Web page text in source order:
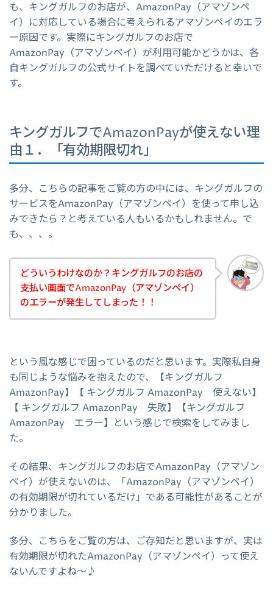
も、キングガルフのお店が、AmazonPay（アマゾンペ
イ）に対応している場合に考えられるアマゾンペイのエラ
ー原因です。実際にキングガルフのお店で
AmazonPay（アマゾンペイ）が利用可能かどうかは、各
自キングガルフの公式サイトを調べていただけると幸いで
す。
キングガルフでAmazonPayが使えない理
由１．「有効期限切れ」
多分、こちらの記事をご覧の方の中には、キングガルフの
サービスをAmazonPay（アマゾンペイ）を使って申し込
みできたら？と考えている人もいるかもしれません。で
も、、、。
どういうわけなのか？キングガルフのお店の
支払い画面でAmazonPay（アマゾンペイ）
のエラーが発生してしまった！！
という風な感じで困っているのだと思います。実際私自身
も同じような悩みを抱えたので、【キングガルフ
AmazonPay】【 キングガルフ AmazonPay 使えない】
【 キングガルフ AmazonPay 失敗】【キングガルフ
AmazonPay エラー】という感じで検索をしてみまし
た。
その結果、キングガルフのお店でAmazonPay（アマゾン
ペイ）が使えないのは、「AmazonPay（アマゾンペイ）
の有効期限が切れているだけ」である可能性があることが
分かりました。
多分、こちらをご覧の方は、ご存知だと思いますが、実は
有効期限が切れたAmazonPay（アマゾンペイ）って使え
ないんですよね～♪